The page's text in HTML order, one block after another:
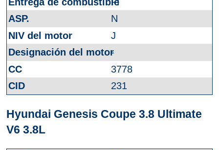
N
J
-
3778
231
Hyundai Genesis Coupe 3.8 Ultimate
V6 3.8L